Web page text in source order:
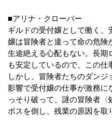
■アリナ・クローバー
ギルドの受付嬢として働く
嬢は冒険者と違って命の危険
生途絶える心配もない。長期
も安定しているので、この仕
しかし、冒険者たちのダン
影響で受付嬢の仕事が激務に
っそり破って、謎の冒険者
ボスを倒し、残業の原因を取